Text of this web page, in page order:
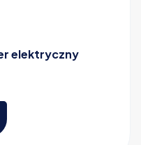
elektryczny